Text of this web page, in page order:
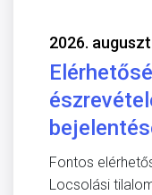
2026.
Fontos
Locsolási